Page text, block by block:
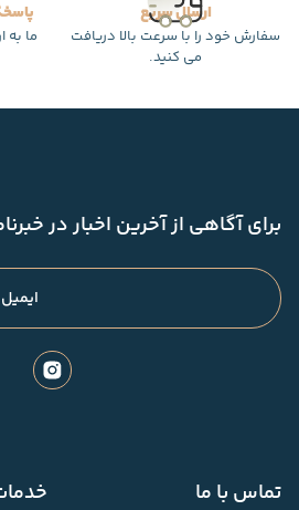
ارسال سریع
سفارش خود را با سرعت بالا دریافت
می کنید.
ما به
برای آگاهی از آخرین اخبار در
تماس با ما